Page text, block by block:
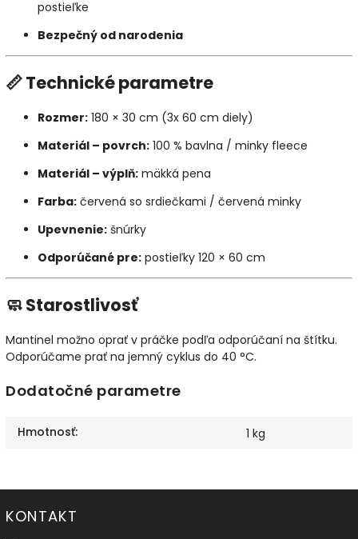
postieľke
Bezpečný od narodenia
📏 Technické parametre
Rozmer: 180 × 30 cm (3x 60 cm diely)
Materiál – povrch: 100 % bavlna / minky fleece
Materiál – výplň: mäkká pena
Farba: červená so srdiečkami / červená minky
Upevnenie: šnúrky
Odporúčané pre: postieľky 120 × 60 cm
🧼 Starostlivosť
Mantinel možno oprať v práčke podľa odporúčaní na štítku.
Odporúčame prať na jemný cyklus do 40 °C.
Dodatočné parametre
Hmotnosť: 1 kg
KONTAKT